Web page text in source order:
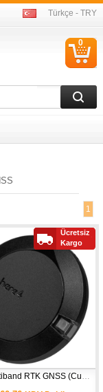
Türkçe - TRY
0
1
Ücretsiz
Kargo